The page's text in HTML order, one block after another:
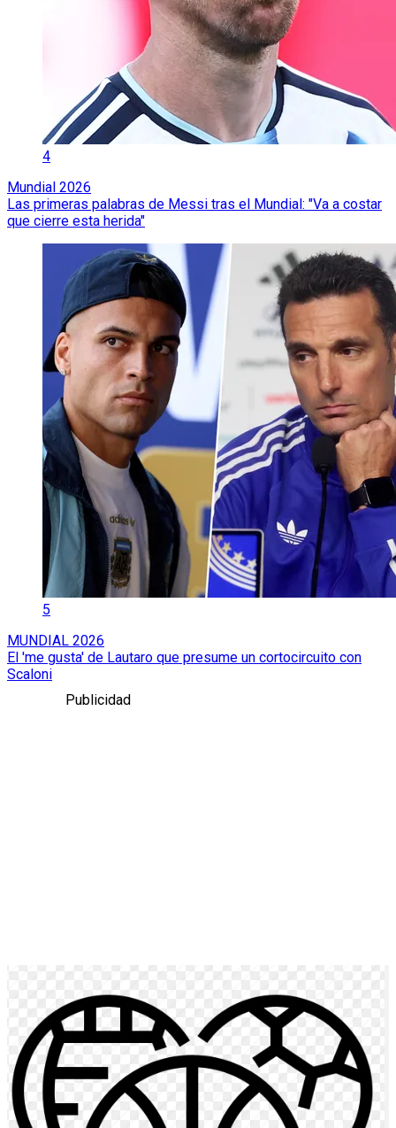
4
Mundial 2026
Las primeras palabras de Messi tras el Mundial: "Va a costar
que cierre esta herida"
5
MUNDIAL 2026
El 'me gusta' de Lautaro que presume un cortocircuito con
Scaloni
Publicidad